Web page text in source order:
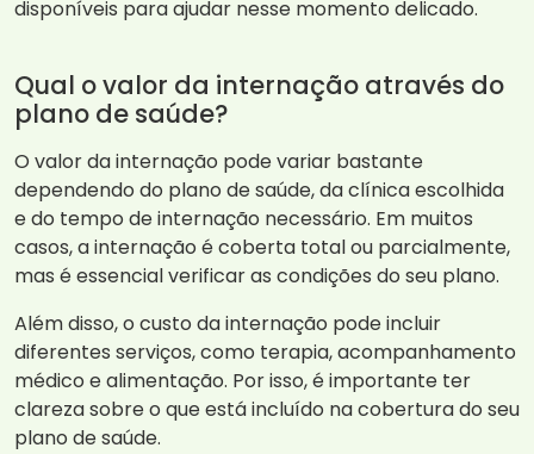
disponíveis para ajudar nesse momento delicado.
Qual o valor da internação através do
plano de saúde?
O valor da internação pode variar bastante
dependendo do plano de saúde, da clínica escolhida
e do tempo de internação necessário. Em muitos
casos, a internação é coberta total ou parcialmente,
mas é essencial verificar as condições do seu plano.
Além disso, o custo da internação pode incluir
diferentes serviços, como terapia, acompanhamento
médico e alimentação. Por isso, é importante ter
clareza sobre o que está incluído na cobertura do seu
plano de saúde.